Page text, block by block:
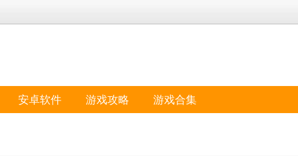
安卓软件 游戏攻略 游戏合集